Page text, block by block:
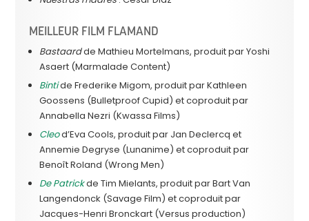
MEILLEUR FILM FLAMAND
Bastaardde Mathieu Mortelmans, produit par Yoshi
Asaert (Marmalade Content)
Bintide Frederike Migom, produit par Kathleen
Goossens (Bulletproof Cupid) et coproduit par
Annabella Nezri (Kwassa Films)
Cleod’Eva Cools, produit par Jan Declercq et
Annemie Degryse (Lunanime) et coproduit par
Benoît Roland (Wrong Men)
De Patrickde Tim Mielants, produit par Bart Van
Langendonck (Savage Film) et coproduit par
Jacques-Henri Bronckart (Versus production)